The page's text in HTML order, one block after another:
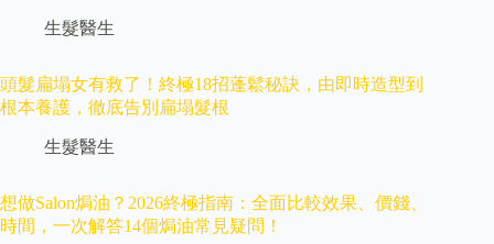
生髮醫生
頭髮扁塌女有救了！終極18招蓬鬆秘訣，由即時造型到
根本養護，徹底告別扁塌髮根
生髮醫生
想做Salon焗油？2026終極指南：全面比較效果、價錢、
時間，一次解答14個焗油常見疑問！